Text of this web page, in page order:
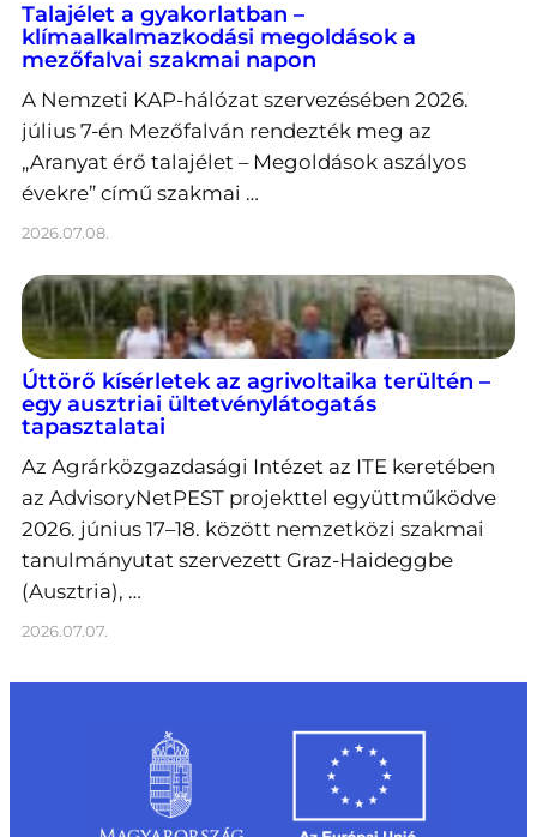
Talajélet a gyakorlatban –
klímaalkalmazkodási megoldások a
mezőfalvai szakmai napon
A Nemzeti KAP-hálózat szervezésében 2026.
július 7-én Mezőfalván rendezték meg az
„Aranyat érő talajélet – Megoldások aszályos
évekre” című szakmai …
2026.07.08.
Úttörő kísérletek az agrivoltaika terültén –
egy ausztriai ültetvénylátogatás
tapasztalatai
Az Agrárközgazdasági Intézet az ITE keretében
az AdvisoryNetPEST projekttel együttműködve
2026. június 17–18. között nemzetközi szakmai
tanulmányutat szervezett Graz-Haideggbe
(Ausztria), …
2026.07.07.